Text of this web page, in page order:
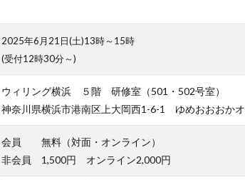
2025年6月21日(土)13時～15時
(受付12時30分～)
ウィリング横浜 ５階 研修室（501・502号室）
神奈川県横浜市港南区上大岡西1-6-1 ゆめおおおか
会員 無料（対面・オンライン）
非会員 1,500円 オンライン2,000円